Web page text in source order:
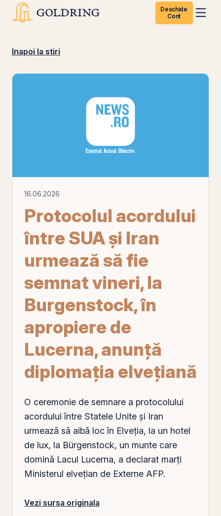
Deschide
Cont
Inapoi la stiri
16.06.2026
Protocolul acordului
între SUA şi Iran
urmează să fie
semnat vineri, la
Burgenstock, în
apropiere de
Lucerna, anunţă
diplomaţia elveţiană
O ceremonie de semnare a protocolului
acordului între Statele Unite şi Iran
urmează să aibă loc în Elveţia, la un hotel
de lux, la Bürgenstock, un munte care
domină Lacul Lucerna, a declarat marţi
Ministerul elveţian de Externe AFP.
Vezi sursa originala